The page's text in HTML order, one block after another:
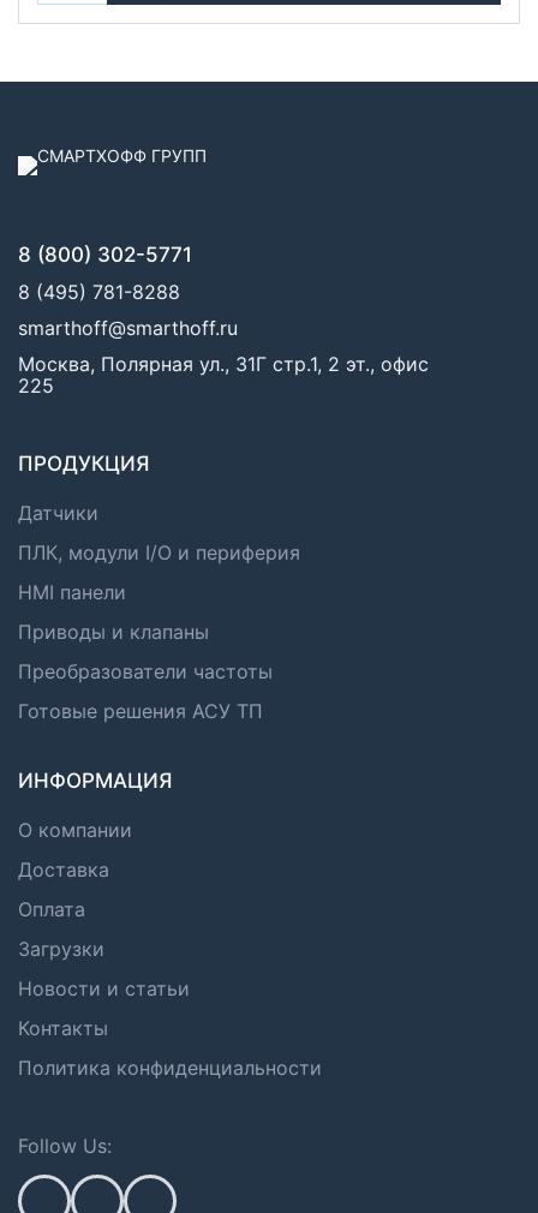
8 (800) 302-5771
8 (495) 781-8288
smarthoff@smarthoff.ru
Москва, Полярная ул., 31Г стр.1, 2 эт., офис
225
ПРОДУКЦИЯ
Датчики
ПЛК, модули I/O и периферия
HMI панели
Приводы и клапаны
Преобразователи частоты
Готовые решения АСУ ТП
ИНФОРМАЦИЯ
О компании
Доставка
Оплата
Загрузки
Новости и статьи
Контакты
Политика конфиденциальности
Follow Us: